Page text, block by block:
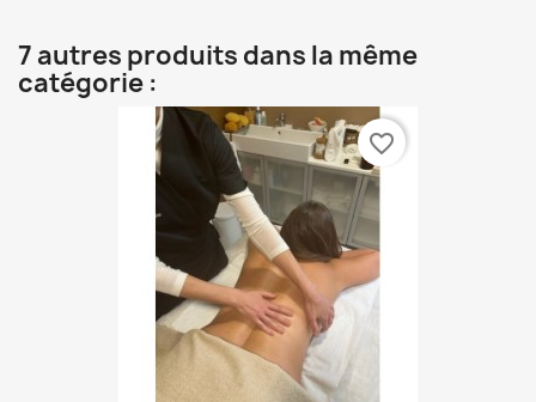
7 autres produits dans la même
catégorie :
favorite_border